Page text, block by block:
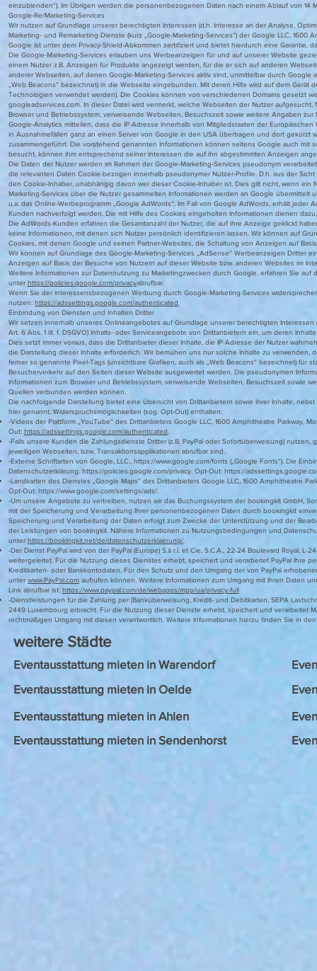
einzublenden“). Im Übrigen werden die personenbezogenen Daten nach einem Ablauf von 14
Google-Re/Marketing-Services
Wir nutzen auf Grundlage unserer berechtigten Interessen (d.h. Interesse an der Analyse,
Marketing- und Remarketing-Dienste (kurz „Google-Marketing-Services“) der Google LLC, 1600
Google ist unter dem Privacy-Shield-Abkommen zertifiziert und bietet hierdurch eine Garantie,
Die Google-Marketing-Services erlauben uns Werbeanzeigen für und auf unserer Website
einem Nutzer z.B. Anzeigen für Produkte angezeigt werden, für die er sich auf anderen
anderer Webseiten, auf denen Google-Marketing-Services aktiv sind, unmittelbar durch
„Web Beacons“ bezeichnet) in die Webseite eingebunden. Mit deren Hilfe wird auf dem
Technologien verwendet werden). Die Cookies können von verschiedenen Domains gesetzt
googleadservices.com. In dieser Datei wird vermerkt, welche Webseiten der Nutzer
Browser und Betriebssystem, verweisende Webseiten, Besuchszeit sowie weitere Angaben
Google-Analytics mitteilen, dass die IP-Adresse innerhalb von Mitgliedstaaten der
in Ausnahmefällen ganz an einen Server von Google in den USA übertragen und dort
zusammengeführt. Die vorstehend genannten Informationen können seitens Google auch
besucht, können ihm entsprechend seiner Interessen die auf ihn abgestimmten Anzeigen
Die Daten der Nutzer werden im Rahmen der Google-Marketing-Services pseudonym
die relevanten Daten Cookie-bezogen innerhalb pseudonymer Nutzer-Profile. D.h. aus der
den Cookie-Inhaber, unabhängig davon wer dieser Cookie-Inhaber ist. Dies gilt nicht, wenn
Marketing-Services über die Nutzer gesammelten Informationen werden an Google
u.a. das Online-Werbeprogramm „Google AdWords“. Im Fall von Google AdWords, erhält
Kunden nachverfolgt werden. Die mit Hilfe des Cookies eingeholten Informationen dienen
Die AdWords-Kunden erfahren die Gesamtanzahl der Nutzer, die auf ihre Anzeige geklickt
keine Informationen, mit denen sich Nutzer persönlich identifizieren lassen. Wir können auf
Cookies, mit denen Google und seinen Partner-Websites, die Schaltung von Anzeigen auf
Wir können auf Grundlage des Google-Marketing-Services „AdSense“ Werbeanzeigen
Anzeigen auf Basis der Besuche von Nutzern auf dieser Website bzw. anderen Websites im
Weitere Informationen zur Datennutzung zu Marketingzwecken durch Google, erfahren Sie auf
unter https://policies.google.com/privacyabrufbar.
Wenn Sie der interessensbezogenen Werbung durch Google-Marketing-Services
nutzen: https://adssettings.google.com/authenticated
Einbindung von Diensten und Inhalten Dritter
Wir setzen innerhalb unseres Onlineangebotes auf Grundlage unserer berechtigten
Art. 6 Abs. 1 lit. f. DSGVO) Inhalts- oder Serviceangebote von Drittanbietern ein, um deren
Dies setzt immer voraus, dass die Drittanbieter dieser Inhalte, die IP-Adresse der Nutzer
die Darstellung dieser Inhalte erforderlich. Wir bemühen uns nur solche Inhalte zu
ferner so genannte Pixel-Tags (unsichtbare Grafiken, auch als „Web Beacons“ bezeichnet) für
Besucherverkehr auf den Seiten dieser Website ausgewertet werden. Die pseudonymen
Informationen zum Browser und Betriebssystem, verweisende Webseiten, Besuchszeit sowie
Quellen verbunden werden können.
Die nachfolgende Darstellung bietet eine Übersicht von Drittanbietern sowie ihrer Inhalte,
hier genannt, Widerspruchsmöglichkeiten (sog. Opt-Out) enthalten:
-Videos der Plattform „YouTube“ des Drittanbieters Google LLC, 1600 Amphitheatre Parkway,
Out: https://adssettings.google.com/authenticated
-Falls unsere Kunden die Zahlungsdienste Dritter (z.B. PayPal oder Sofortüberweisung)
jeweiligen Webseiten, bzw. Transaktionsapplikationen abrufbar sind.
-Externe Schriftarten von Google, LLC., https://www.google.com/fonts („Google Fonts“). Die
Datenschutzerklärung: https://policies.google.com/privacy, Opt-Out: https://
-Landkarten des Dienstes „Google Maps“ des Drittanbieters Google LLC, 1600 Amphitheatre
Opt-Out: https://www.google.com/settings/ads/.
-Um unsere Angebote zu vertreiben, nutzen wir das Buchungssystem der bookingkit GmbH,
mit der Speicherung und Verarbeitung Ihrer personenbezogenen Daten durch bookingkit
Speicherung und Verarbeitung der Daten erfolgt zum Zwecke der Unterstützung und der
der Leistungen von bookingkit. Nähere Informationen zu Nutzungsbedingungen und
unter https://bookingkit.net/de/datenschutzerklaerung/
-Der Dienst PayPal wird von der PayPal (Europe) S.à r.l. et Cie, S.C.A., 22-24 Boulevard Royal,
weitergeleitet. Für die Nutzung dieses Dienstes erhebt, speichert und verarbeitet PayPal Ihre
Kreditkarten- oder Bankkontodaten. Für den Schutz und den Umgang der von PayPal
unter www.PayPal.com aufrufen können. Weitere Informationen zum Umgang mit Ihren Daten
Link abrufbar ist: https://www.paypal.com/de/webapps/mpp/ua/privacy-full
-Dienstleistungen für die Zahlung per [Banküberweisung, Kredit- und Debitkarten, SEPA
2449 Luxembourg erbracht. Für die Nutzung dieser Dienste erhebt, speichert und verarbeitet
rechtmäßigen Umgang mit diesen verantwortlich. Weitere Informationen hierzu finden Sie in
weitere Städte
Eventausstattung mieten in Warendorf
Eventausstattung mieten in Oelde
Eventausstattung mieten in Ahlen
Eventausstattung mieten in Sendenhorst